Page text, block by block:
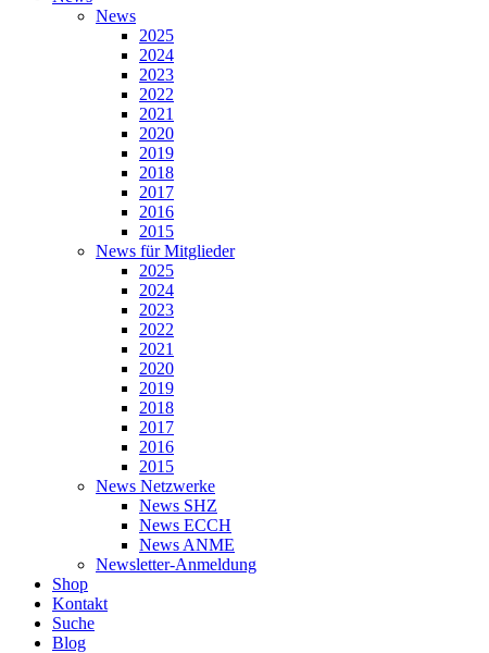
News
2025
2024
2023
2022
2021
2020
2019
2018
2017
2016
2015
News für Mitglieder
2025
2024
2023
2022
2021
2020
2019
2018
2017
2016
2015
News Netzwerke
News SHZ
News ECCH
News ANME
Newsletter-Anmeldung
Shop
Kontakt
Suche
Blog